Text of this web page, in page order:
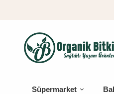
Süpermarket